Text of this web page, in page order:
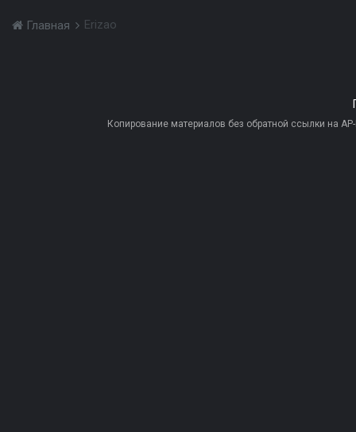
Главная Erizao
Копирование материалов без обратной ссылки на